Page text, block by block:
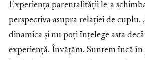
Experiența parentalității le-a
perspectiva asupra relației de cuplu.
dinamica și nu poți înțelege asta
experiență. Învățăm. Suntem încă în